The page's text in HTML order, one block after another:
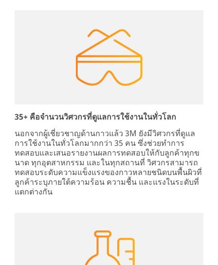
35+ คือจำนวนวิศวกรที่ดูแลการใช้งานในทั่วโลก
นอกจากผู้เชี่ยวชาญด้านกาวแล้ว 3M ยังมีวิศวกรที่ดูแล
การใช้งานในทั่วโลกมากกว่า 35 คน ซึ่งช่วยทำการ
ทดสอบและเสนอรายงานผลการทดสอบให้กับลูกค้าทุกข
นาด ทุกอุตสาหกรรม และในทุกสถานที่ วิศวกรสามารถ
ทดสอบระดับความแข็งแรงของกาวหลายชนิดบนพื้นผิวที่
ลูกค้าระบุภายใต้ความร้อน ความชื้น และแรงในระดับที่
แตกต่างกัน